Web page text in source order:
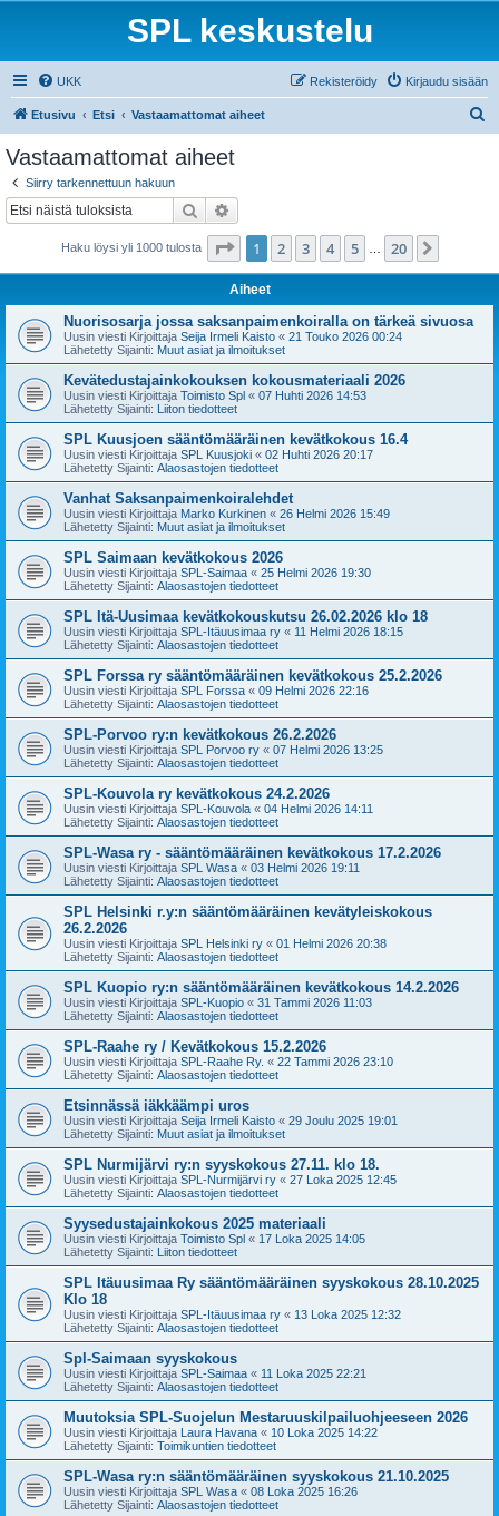
SPL keskustelu
UKK Kirjaudu sisään
Rekisteröidy
Etusivu Etsi Vastaamattomat aiheet
Vastaamattomat aiheet
Siirry tarkennettuun hakuun
Etsi
Haku löysi yli 1000 tulosta Sivu /20
1 2 3 4 5 20
Aiheet
Nuorisosarja jossa saksanpaimenkoiralla on tärkeä sivuosa
Uusin viesti Kirjoittaja Seija Irmeli Kaisto « 21 Touko 2026 00:24
Lähetetty Sijainti: Muut asiat ja ilmoitukset
Kevätedustajainkokouksen kokousmateriaali 2026
Uusin viesti Kirjoittaja Toimisto Spl « 07 Huhti 2026 14:53
Lähetetty Sijainti: Liiton tiedotteet
SPL Kuusjoen sääntömääräinen kevätkokous 16.4
Uusin viesti Kirjoittaja SPL Kuusjoki « 02 Huhti 2026 20:17
Lähetetty Sijainti: Alaosastojen tiedotteet
Vanhat Saksanpaimenkoiralehdet
Uusin viesti Kirjoittaja Marko Kurkinen « 26 Helmi 2026 15:49
Lähetetty Sijainti: Muut asiat ja ilmoitukset
SPL Saimaan kevätkokous 2026
Uusin viesti Kirjoittaja SPL-Saimaa « 25 Helmi 2026 19:30
Lähetetty Sijainti: Alaosastojen tiedotteet
SPL Itä-Uusimaa kevätkokouskutsu 26.02.2026 klo 18
Uusin viesti Kirjoittaja SPL-Itäuusimaa ry « 11 Helmi 2026 18:15
Lähetetty Sijainti: Alaosastojen tiedotteet
SPL Forssa ry sääntömääräinen kevätkokous 25.2.2026
Uusin viesti Kirjoittaja SPL Forssa « 09 Helmi 2026 22:16
Lähetetty Sijainti: Alaosastojen tiedotteet
SPL-Porvoo ry:n kevätkokous 26.2.2026
Uusin viesti Kirjoittaja SPL Porvoo ry « 07 Helmi 2026 13:25
Lähetetty Sijainti: Alaosastojen tiedotteet
SPL-Kouvola ry kevätkokous 24.2.2026
Uusin viesti Kirjoittaja SPL-Kouvola « 04 Helmi 2026 14:11
Lähetetty Sijainti: Alaosastojen tiedotteet
SPL-Wasa ry - sääntömääräinen kevätkokous 17.2.2026
Uusin viesti Kirjoittaja SPL Wasa « 03 Helmi 2026 19:11
Lähetetty Sijainti: Alaosastojen tiedotteet
SPL Helsinki r.y:n sääntömääräinen kevätyleiskokous
26.2.2026
Uusin viesti Kirjoittaja SPL Helsinki ry « 01 Helmi 2026 20:38
Lähetetty Sijainti: Alaosastojen tiedotteet
SPL Kuopio ry:n sääntömääräinen kevätkokous 14.2.2026
Uusin viesti Kirjoittaja SPL-Kuopio « 31 Tammi 2026 11:03
Lähetetty Sijainti: Alaosastojen tiedotteet
SPL-Raahe ry / Kevätkokous 15.2.2026
Uusin viesti Kirjoittaja SPL-Raahe Ry. « 22 Tammi 2026 23:10
Lähetetty Sijainti: Alaosastojen tiedotteet
Etsinnässä iäkkäämpi uros
Uusin viesti Kirjoittaja Seija Irmeli Kaisto « 29 Joulu 2025 19:01
Lähetetty Sijainti: Muut asiat ja ilmoitukset
SPL Nurmijärvi ry:n syyskokous 27.11. klo 18.
Uusin viesti Kirjoittaja SPL-Nurmijärvi ry « 27 Loka 2025 12:45
Lähetetty Sijainti: Alaosastojen tiedotteet
Syysedustajainkokous 2025 materiaali
Uusin viesti Kirjoittaja Toimisto Spl « 17 Loka 2025 14:05
Lähetetty Sijainti: Liiton tiedotteet
SPL Itäuusimaa Ry sääntömääräinen syyskokous 28.10.2025
Klo 18
Uusin viesti Kirjoittaja SPL-Itäuusimaa ry « 13 Loka 2025 12:32
Lähetetty Sijainti: Alaosastojen tiedotteet
Spl-Saimaan syyskokous
Uusin viesti Kirjoittaja SPL-Saimaa « 11 Loka 2025 22:21
Lähetetty Sijainti: Alaosastojen tiedotteet
Muutoksia SPL-Suojelun Mestaruuskilpailuohjeeseen 2026
Uusin viesti Kirjoittaja Laura Havana « 10 Loka 2025 14:22
Lähetetty Sijainti: Toimikuntien tiedotteet
SPL-Wasa ry:n sääntömääräinen syyskokous 21.10.2025
Uusin viesti Kirjoittaja SPL Wasa « 08 Loka 2025 16:26
Lähetetty Sijainti: Alaosastojen tiedotteet